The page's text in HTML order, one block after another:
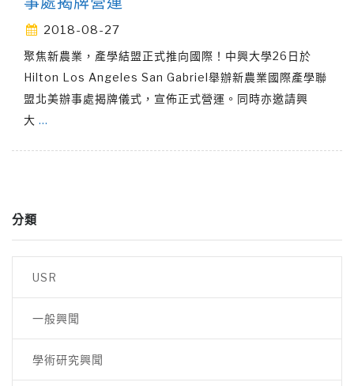
2018-08-27
聚焦新農業，產學結盟正式推向國際！中興大學26日於
Hilton Los Angeles San Gabriel舉辦新農業國際產學聯
盟北美辦事處揭牌儀式，宣佈正式營運。同時亦邀請興
大 …
分類
USR
一般興聞
學術研究興聞